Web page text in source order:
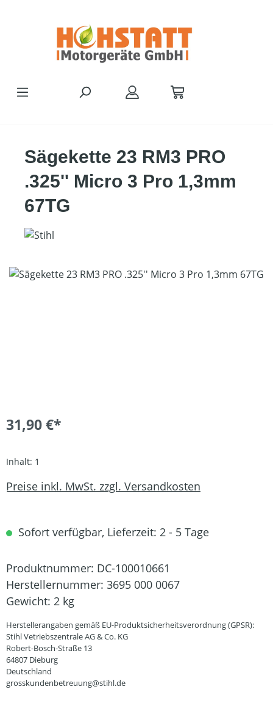
Sägekette 23 RM3 PRO
.325'' Micro 3 Pro 1,3mm
67TG
Bildergalerie überspringen
31,90 €*
Inhalt: 1
Preise inkl. MwSt. zzgl. Versandkosten
Sofort verfügbar, Lieferzeit: 2 - 5 Tage
Produktnummer: DC-100010661
Herstellernummer: 3695 000 0067
Gewicht: 2 kg
Herstellerangaben gemäß EU-Produktsicherheitsverordnung (GPSR):
Stihl Vetriebszentrale AG & Co. KG
Robert-Bosch-Straße 13
64807 Dieburg
Deutschland
grosskundenbetreuung@stihl.de